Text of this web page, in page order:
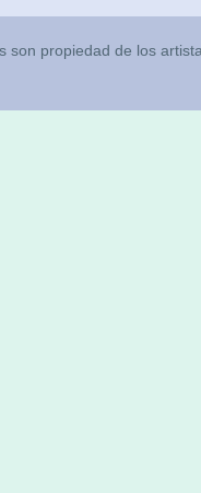
son propiedad de los